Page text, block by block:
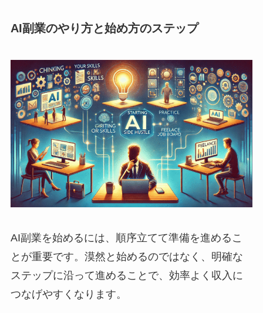
AI副業のやり方と始め方のステップ
AI副業を始めるには、順序立てて準備を進めるこ
とが重要です。漠然と始めるのではなく、明確な
ステップに沿って進めることで、効率よく収入に
つなげやすくなります。